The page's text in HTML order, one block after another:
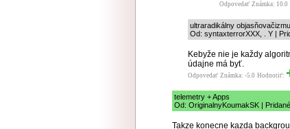
Odpovedať Známka: 10.0
ultraradikálny
Od: syntaxterrorXXX, . Y |
Kebyže nie je každy
údajne má byť.
Odpovedať Známka: -5.0 Hodnotiť:
telemetry + Apps
Od: OriginalnyKoumakSK |
Takze konecne kazda